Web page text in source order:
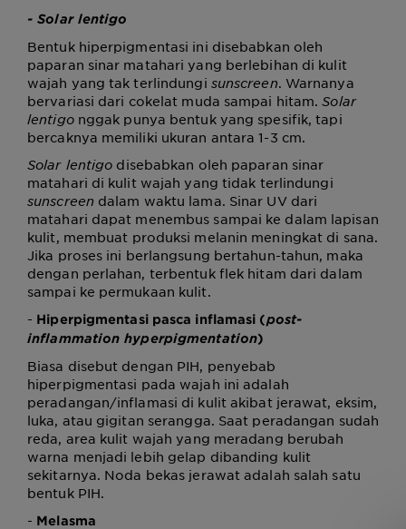
- Solar lentigo
Bentuk hiperpigmentasi ini disebabkan oleh
paparan sinar matahari yang berlebihan di kulit
wajah yang tak terlindungi sunscreen. Warnanya
bervariasi dari cokelat muda sampai hitam.Solar
lentigonggak punya bentuk yang spesifik, tapi
bercaknya memiliki ukuran antara 1-3 cm.
Solar lentigo disebabkan oleh paparan sinar
matahari di kulit wajah yang tidak terlindungi
sunscreen dalam waktu lama. Sinar UV dari
matahari dapat menembus sampai ke dalam lapisan
kulit, membuat produksi melanin meningkat di sana.
Jika proses ini berlangsung bertahun-tahun, maka
dengan perlahan, terbentuk flek hitam dari dalam
sampai ke permukaan kulit.
- Hiperpigmentasi pasca inflamasi (post-
inflammation hyperpigmentation)
Biasa disebut dengan PIH, penyebab
hiperpigmentasi pada wajah ini adalah
peradangan/inflamasi di kulit akibat jerawat, eksim,
luka, atau gigitan serangga. Saat peradangan sudah
reda, area kulit wajah yang meradang berubah
warna menjadi lebih gelap dibanding kulit
sekitarnya. Noda bekas jerawat adalah salah satu
bentuk PIH.
- Melasma